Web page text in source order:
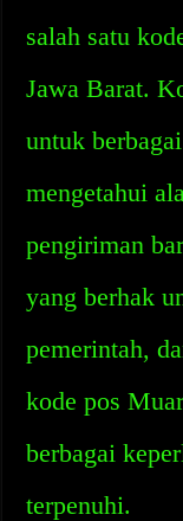
salah satu
Jawa Barat.
untuk
mengetahui
pengiriman
yang berhak
pemerintah,
kode pos
berbagai
terpenuhi.